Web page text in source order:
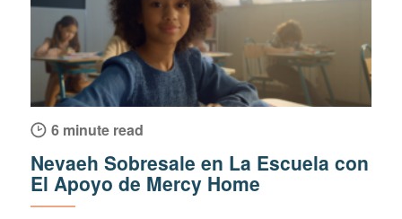
6 minute read
Nevaeh Sobresale en La Escuela con
El Apoyo de Mercy Home